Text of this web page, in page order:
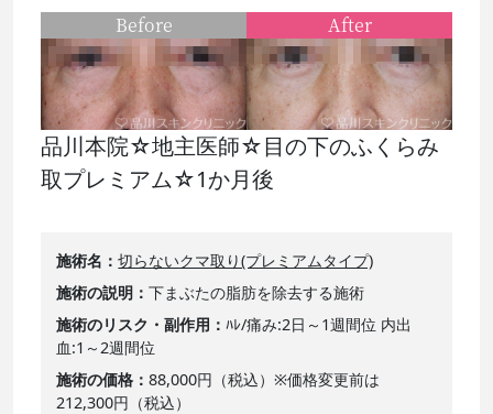
品川本院☆地主医師☆目の下のふくらみ
取プレミアム☆1か月後
施術名
切らないクマ取り(プレミアムタイプ)
施術の説明
下まぶたの脂肪を除去する施術
施術のリスク・副作用
ﾊﾚ/痛み:2日～1週間位 内出
血:1～2週間位
施術の価格
88,000円（税込）※価格変更前は
212,300円（税込）
Before After